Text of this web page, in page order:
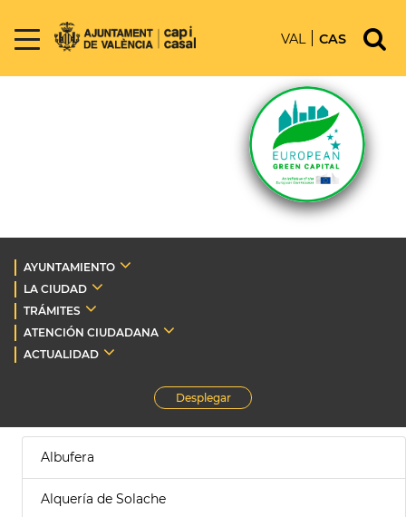
VAL CAS
AYUNTAMIENTO
LA CIUDAD
TRÁMITES
ATENCIÓN CIUDADANA
ACTUALIDAD
Desplegar
Albufera
Alquería de Solache